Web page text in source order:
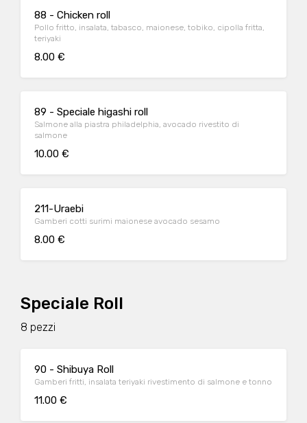
88 - Chicken roll
Pollo fritto, insalata, tabasco, maionese, tobiko, cipolla fritta,
teriyaki
8.00 €
89 - Speciale higashi roll
Salmone alla piastra philadelphia, avocado rivestito di
salmone
10.00 €
211-Uraebi
Gamberi cotti surimi maionese avocado sesamo
8.00 €
Speciale Roll
8 pezzi
90 - Shibuya Roll
Gamberi fritti, insalata teriyaki rivestimento di salmone e tonno
11.00 €